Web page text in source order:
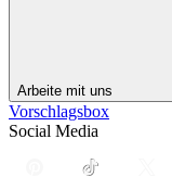
Arbeite mit uns
Vorschlagsbox
Social Media